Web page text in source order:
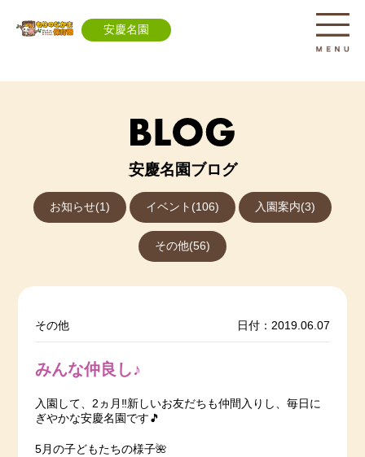
安慶名園
安慶名園ブログ
お知らせ(1) イベント(106) 入園案内(3)
その他(56)
その他 日付：2019.06.07
みんな仲良し♪
入園して、2ヵ月‼新しいお友だちも仲間入りし、毎日に
ぎやかな安慶名園です🎵
5月の子どもたちの様子🌺